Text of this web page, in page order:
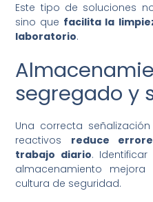
Este tipo de soluciones
sino que facilita la
laboratorio.
segregado y
Una correcta
reactivos reduce
trabajo diario.
almacenamiento
cultura de seguridad.